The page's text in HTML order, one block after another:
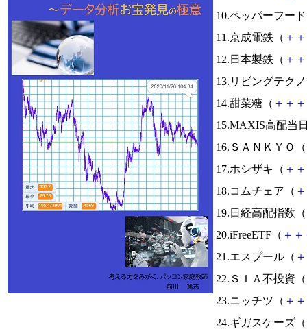
10.ペッパーフー
11.京成電鉄（ ＋ ＋
12.日本製鉄（ ＋ ＋
13.リビングテク
14.甜菜糖（ ＋ ＋ ＋
15.MAXIS高配当
16.ＳＡＮＫＹＯ（
17.ホシザキ（ ＋ ＋
18.コムチェア（ ＋
19.日経高配指数（
20.iFreeETF（ ＋ ＋
21.エスプール（ ＋
22.ＳＩＡ不投資（
23.ニッチツ（ ＋ ＋
24.ギガスケーズ（